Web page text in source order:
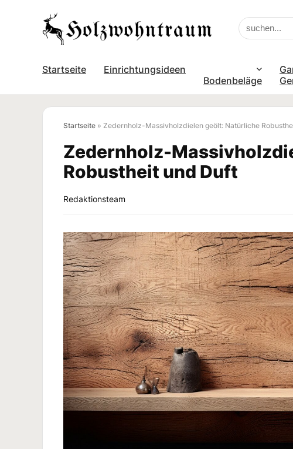
Startseite
Einrichtungsideen
Bodenbeläge
Startseite » Zedernholz-Massivholzdielen geölt: Natürliche
Zedernholz-
Robustheit und Duft
Redaktionsteam